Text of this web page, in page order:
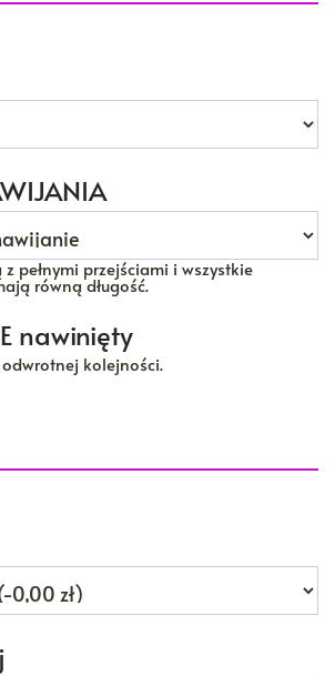
pełnymi przejściami i wszystkie
równą długość.
nawinięty
kolejności.